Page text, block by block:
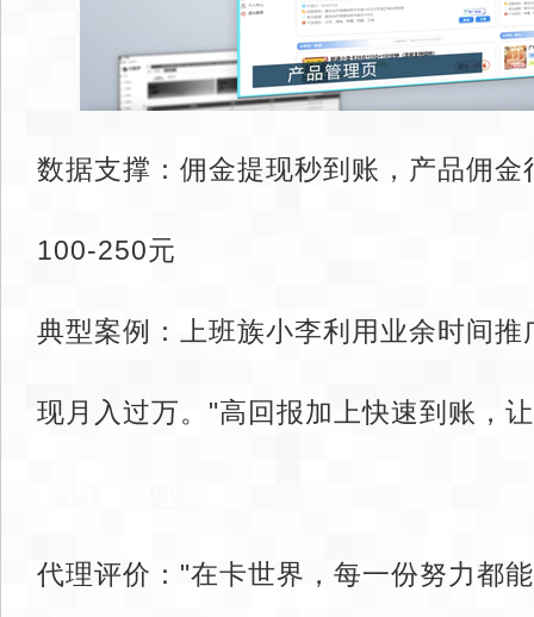
数据支撑：佣金提现秒到账，产品佣
100-250元
典型案例：上班族小李利用业余时间
现月入过万。"高回报加上快速到账，
代理评价："在卡世界，每一份努力都